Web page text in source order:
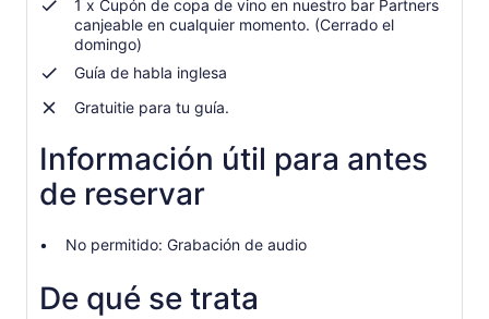
1 x Cupón de copa de vino en nuestro bar Partners
canjeable en cualquier momento. (Cerrado el
domingo)
Guía de habla inglesa
Gratuitie para tu guía.
Información útil para antes
de reservar
No permitido: Grabación de audio
De qué se trata